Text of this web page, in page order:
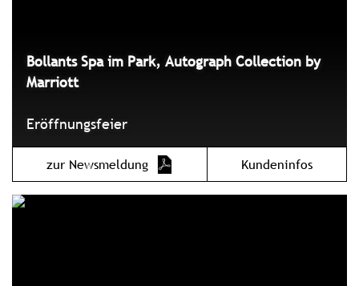
Bollants Spa im Park, Autograph Collection by
Marriott
Eröffnungsfeier
zur Newsmeldung Kundeninfos